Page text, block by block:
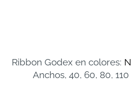
Ribbon Godex en colores:
Anchos, 40, 60, 80,